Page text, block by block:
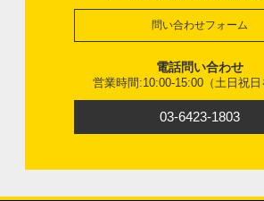
問い合わせフォーム
電話問い合わせ
営業時間:10:00-15:00（土日祝日
03-6423-1803